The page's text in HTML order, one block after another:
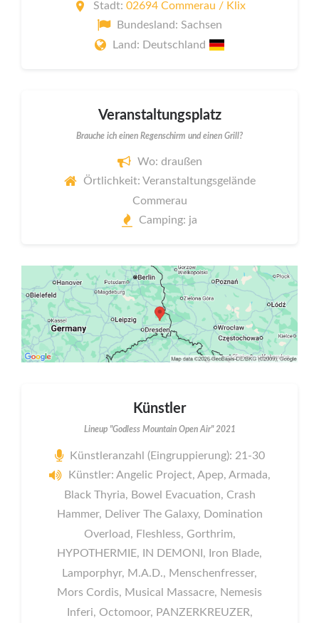
Stadt: 02694 Commerau / Klix
Bundesland: Sachsen
Land: Deutschland
Veranstaltungsplatz
Brauche ich einen Regenschirm und einen Grill?
Wo: draußen
Örtlichkeit: Veranstaltungsgelände
Commerau
Camping: ja
Künstler
Lineup "Godless Mountain Open Air" 2021
Künstleranzahl (Eingruppierung): 21-30
Künstler: Angelic Project, Apep, Armada,
Black Thyria, Bowel Evacuation, Crash
Hammer, Deliver The Galaxy, Domination
Overload, Fleshless, Gorthrim,
HYPOTHERMIE, IN DEMONI, Iron Blade,
Lamporphyr, M.A.D., Menschenfresser,
Mors Cordis, Musical Massacre, Nemesis
Inferi, Octomoor, PANZERKREUZER,